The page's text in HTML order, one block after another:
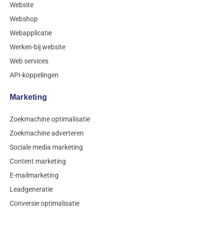
Website
Webshop
Webapplicatie
Werken-bij website
Web services
API-koppelingen
Marketing
Zoekmachine optimalisatie
Zoekmachine adverteren
Sociale media marketing
Content marketing
E-mailmarketing
Leadgeneratie
Conversie optimalisatie